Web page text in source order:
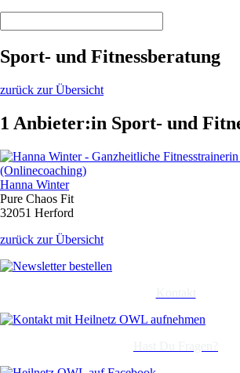
Sport- und Fitnessberatung
zurück zur Übersicht
1 Anbieter:in Sport- und
Hanna Winter
Pure Chaos Fit
32051 Herford
zurück zur Übersicht